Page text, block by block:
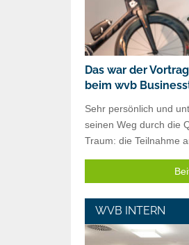
Das war der
beim wvb
Sehr persönlich und
seinen Weg durch die
Traum: die Teilnahme
WVB INTERN